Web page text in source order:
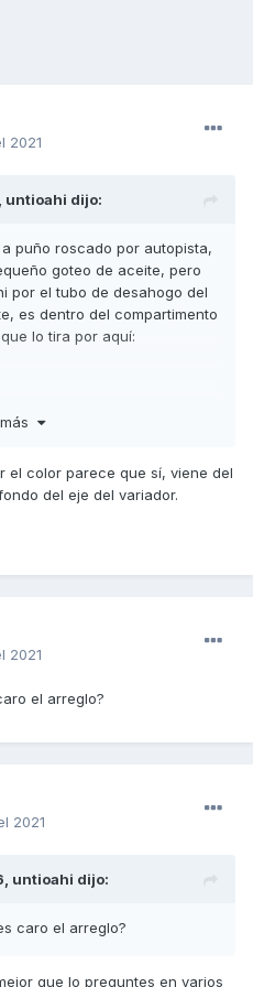
2021
untioahi dijo:
puño roscado por autopista,
goteo de aceite, pero
por el tubo de desahogo del
es dentro del compartimento
lo tira por aquí:
para cambiar el embrague
el color parece que sí, viene del
del eje del variador.
2021
el arreglo?
2021
untioahi dijo:
caro el arreglo?
que lo preguntes en varios